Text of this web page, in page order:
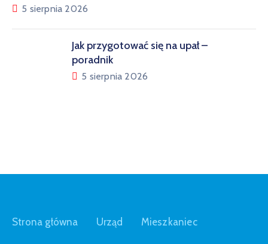
5 sierpnia 2026
Jak przygotować się na upał –
poradnik
5 sierpnia 2026
Strona główna Urząd Mieszkaniec